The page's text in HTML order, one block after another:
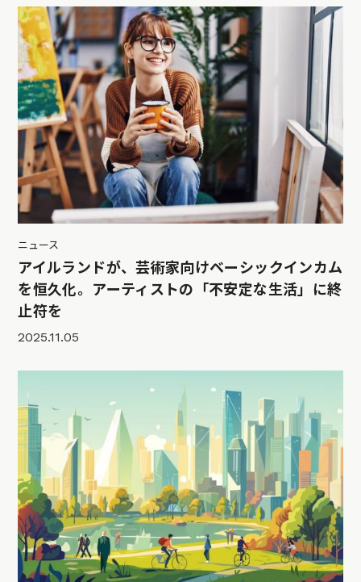
ニュース
アイルランドが、芸術家向けベーシックインカム
を恒久化。アーティストの「不安定な生活」に終
止符を
2025.11.05